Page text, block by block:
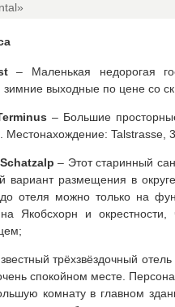
– Маленькая недорогая
зимние выходные по цене со
– Большие
Местонахождение: Talstrasse,
– Этот старинный
вариант размещения в
отеля можно только на
Якобсхорн и окрестности,
трёхзвёздочный
спокойном месте.
комнату в главном